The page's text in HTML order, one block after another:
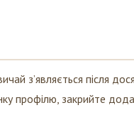
з’являється після
профілю, закрийте